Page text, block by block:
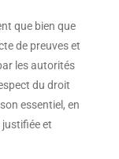
que bien que
de preuves et
les autorités
du droit
essentiel, en
et